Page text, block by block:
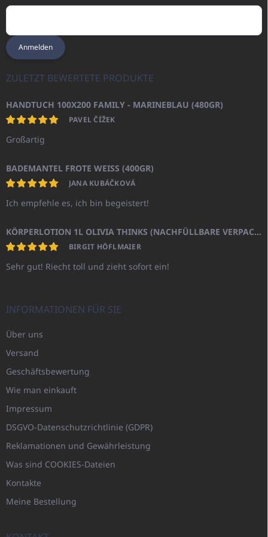
Anmelden
ZULETZT BEWERTETE PRODUKTE
HANDTUCH 100X200 FAMILY - MARINEBLAU (480GR)
PAVEL ČÍŽEK
Großartig
BADEMANTEL FROTE WEISS (400GR)
JANA KUBÁČKOVÁ
Ich empfehle es, ich bin begeistert!
KÖRPERLOTION 1L OLIVIA THINKS (NACHFÜLLBARE VERPACKUNG)
BIRGIT HÖFLMAIER
Sehr gut! Riecht toll und zieht sofort ein!
INFORMATIONEN FÜR SIE
Über uns
Versand
Geschäftsbewertung
Wie man einkauft
Impressum
DSGVO-Datenschutzrichtlinie (GDPR)
Reklamationen und Gewährleistung
Was sind COOKIES-Dateien
Kontakte
Meine Bestellung